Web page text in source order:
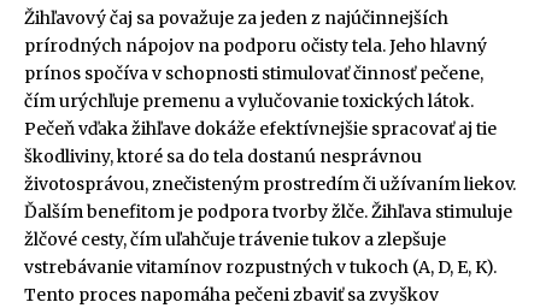
Žihľavový čaj sa považuje za jeden z najúčinnejších
prírodných nápojov na podporu očisty tela. Jeho hlavný
prínos spočíva v schopnosti stimulovať činnosť pečene,
čím urýchľuje premenu a vylučovanie toxických látok.
Pečeň vďaka žihľave dokáže efektívnejšie spracovať aj tie
škodliviny, ktoré sa do tela dostanú nesprávnou
životosprávou, znečisteným prostredím či užívaním liekov.
Ďalším benefitom je podpora tvorby žlče. Žihľava stimuluje
žlčové cesty, čím uľahčuje trávenie tukov a zlepšuje
vstrebávanie vitamínov rozpustných v tukoch (A, D, E, K).
Tento proces napomáha pečeni zbaviť sa zvyškov